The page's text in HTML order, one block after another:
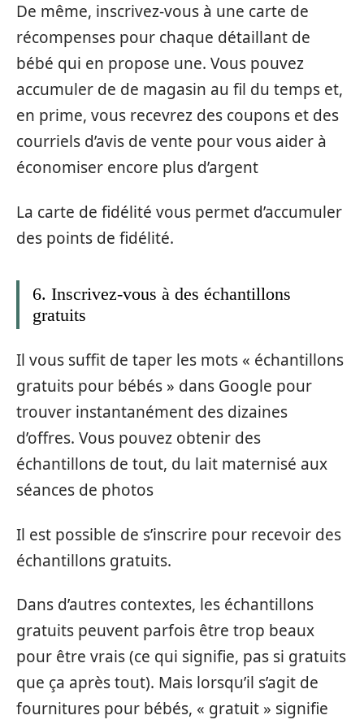
De même, inscrivez-vous à une carte de
récompenses pour chaque détaillant de
bébé qui en propose une. Vous pouvez
accumuler de de magasin au fil du temps et,
en prime, vous recevrez des coupons et des
courriels d’avis de vente pour vous aider à
économiser encore plus d’argent
La carte de fidélité vous permet d’accumuler
des points de fidélité.
6. Inscrivez-vous à des échantillons
gratuits
Il vous suffit de taper les mots « échantillons
gratuits pour bébés » dans Google pour
trouver instantanément des dizaines
d’offres. Vous pouvez obtenir des
échantillons de tout, du lait maternisé aux
séances de photos
Il est possible de s’inscrire pour recevoir des
échantillons gratuits.
Dans d’autres contextes, les échantillons
gratuits peuvent parfois être trop beaux
pour être vrais (ce qui signifie, pas si gratuits
que ça après tout). Mais lorsqu’il s’agit de
fournitures pour bébés, « gratuit » signifie